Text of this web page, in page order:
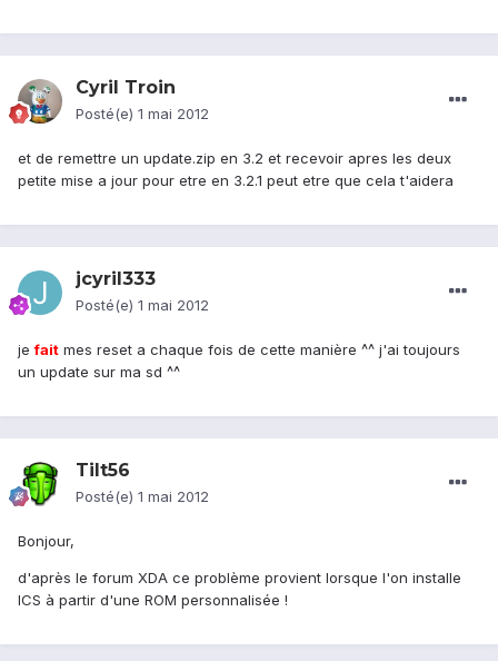
Cyril Troin
Posté(e) 1 mai 2012
et de remettre un update.zip en 3.2 et recevoir apres les deux
petite mise a jour pour etre en 3.2.1 peut etre que cela t'aidera
jcyril333
Posté(e) 1 mai 2012
jefait mes reset a chaque fois de cette manière ^^ j'ai toujours
un update sur ma sd ^^
Tilt56
Posté(e) 1 mai 2012
Bonjour,
d'après le forum XDA ce problème provient lorsque l'on installe
ICS à partir d'une ROM personnalisée !